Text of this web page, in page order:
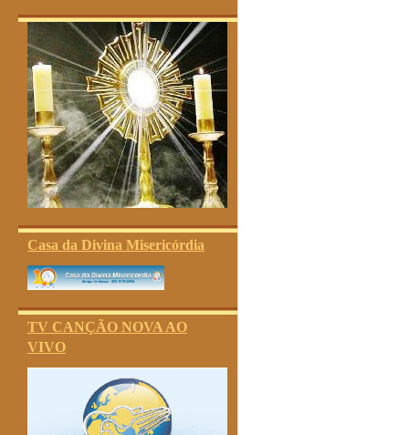
Casa da Divina Misericórdia
TV CANÇÃO NOVA AO
VIVO